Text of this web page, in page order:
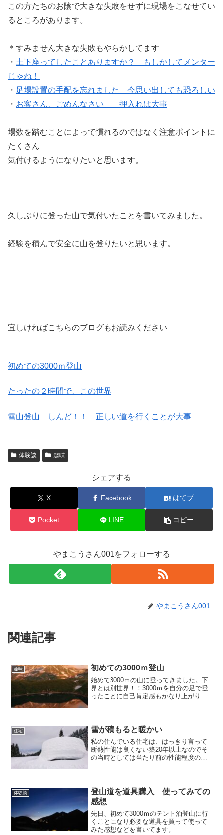
この方たちのお陰で大きな失敗をせずに現場をこなせてい
るところがあります。
＊すみません大きな失敗もやらかしてます
・ 土下座ってしたことありますか？ もしかしてメンター
じゃね！
・ 足場設置の手配を忘れました 今思い出しても恐ろしい
・ お客さん、ごめんなさい 押入れは大事
場数を踏むことによって慣れるのではなく注意ポイントに
たくさん
気付けるようになりたいと思います。
久しぶりに登った山で気付いたことを書いてみました。
経験を積んで安全に山を登りたいと思います。
宜しければこちらのブログもお読みください
初めての3000ｍ登山
たったの２時間で、この世界
雪山登山 しんど！！ 正しい道を行くことが大事
体験談 趣味
シェアする
X Facebook はてブ
Pocket LINE コピー
やまこうさん001をフォローする
やまこうさん001
関連記事
趣味 初めての3000ｍ登山
始めて3000ｍの山に登ってきました。下
界とは別世界！！3000ｍを自分の足で登
ったことに自己肯定感もかなり上がりま
住宅 雪が積もると暖かい
私の住んでいる住宅は、はっきり言って
断熱性能は良くない築20年以上なのでそ
の当時としては当たり前の性能程度の断
しては標準的なものでし...
体験談
登山道を道具購入 使ってみての
感想
先日、初めて3000ｍのテント泊登山に行
くことになり必要な道具を買って使って
みた感想などを書いてます。